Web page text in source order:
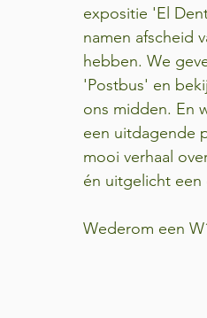
expositie 'El
namen afscheid
hebben. We
'Postbus' en
ons midden. En
een uitdagende
mooi verhaal
én uitgelicht een
Wederom een